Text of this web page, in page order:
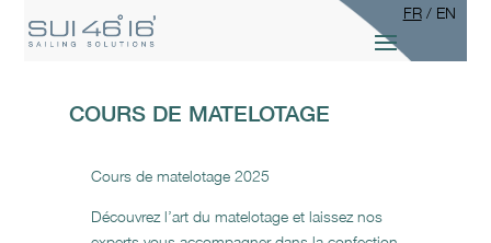
FR/ EN
COURS DE MATELOTAGE
Cours de matelotage 2025
Découvrez l’art du matelotage et laissez nos